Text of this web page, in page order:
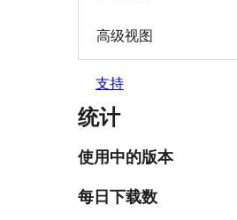
高级视图
支持
统计
使用中的版本
每日下载数